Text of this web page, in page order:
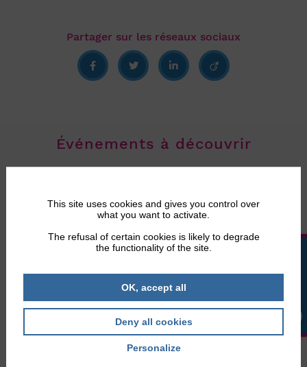
Événements à découvrir
12 sept. 2026au13 sept. 2026
𝐋𝐢𝐨𝐧𝐬 𝐌𝐨𝐭𝐨𝐫𝐬 𝐫𝐨𝐮𝐥𝐞 𝐩𝐨𝐮𝐫 𝐃𝐄𝐁𝐑𝐀 𝐅𝐫𝐚𝐧𝐜𝐞 !
𝐋𝐞𝐬 𝟏𝟐 𝐞𝐭 𝟏𝟑 ...
This site uses cookies and gives you control over
what you want to activate.
The refusal of certain cookies is likely to degrade
the functionality of the site.
OK, accept all
Deny all cookies
Personalize